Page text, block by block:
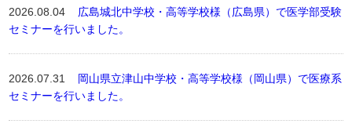
2026.08.04 広島城北中学校・高等学校様（広島県）で医学部受験
セミナーを行いました。
2026.07.31 岡山県立津山中学校・高等学校様（岡山県）で医療系
セミナーを行いました。